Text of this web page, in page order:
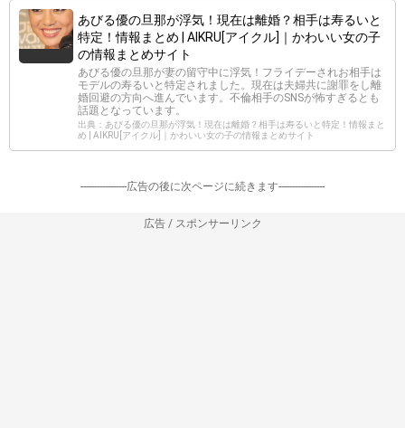
あびる優の旦那が浮気！現在は離婚？相手は寿るいと
特定！情報まとめ | AIKRU[アイクル]｜かわいい女の子
の情報まとめサイト
あびる優の旦那が妻の留守中に浮気！フライデーされお相手は
モデルの寿るいと特定されました。現在は夫婦共に謝罪をし離
婚回避の方向へ進んでいます。不倫相手のSNSが怖すぎるとも
話題となっています。
出典：あびる優の旦那が浮気！現在は離婚？相手は寿るいと特定！情報まと
め | AIKRU[アイクル]｜かわいい女の子の情報まとめサイト
-----------------広告の後に次ページに続きます-----------------
広告 / スポンサーリンク